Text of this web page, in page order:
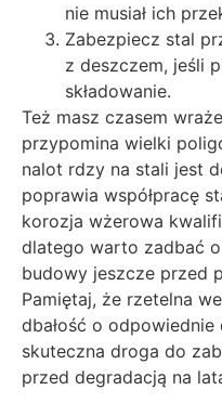
nie musiał ich
Zabezpiecz stal
z deszczem, jeśli
składowanie.
Też masz czasem
przypomina wielki
nalot rdzy na stali jest
poprawia współpracę
korozja wżerowa
dlatego warto zadbać
budowy jeszcze przed
Pamiętaj, że rzetelna
dbałość o
skuteczna droga do
przed degradacją na